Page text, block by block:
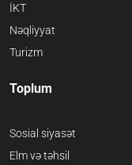
İKT
Nəqliyyat
Turizm
Toplum
Sosial siyasət
Elm və təhsil